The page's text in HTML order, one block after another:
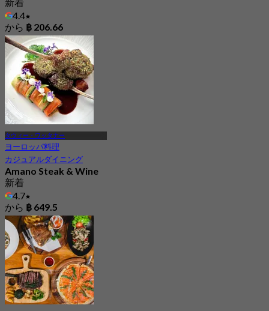
新着
4.4
から ฿ 206.66
タウィー・ワッタナー
ヨーロッパ料理
カジュアルダイニング
Amano Steak & Wine
新着
4.7
から ฿ 649.5